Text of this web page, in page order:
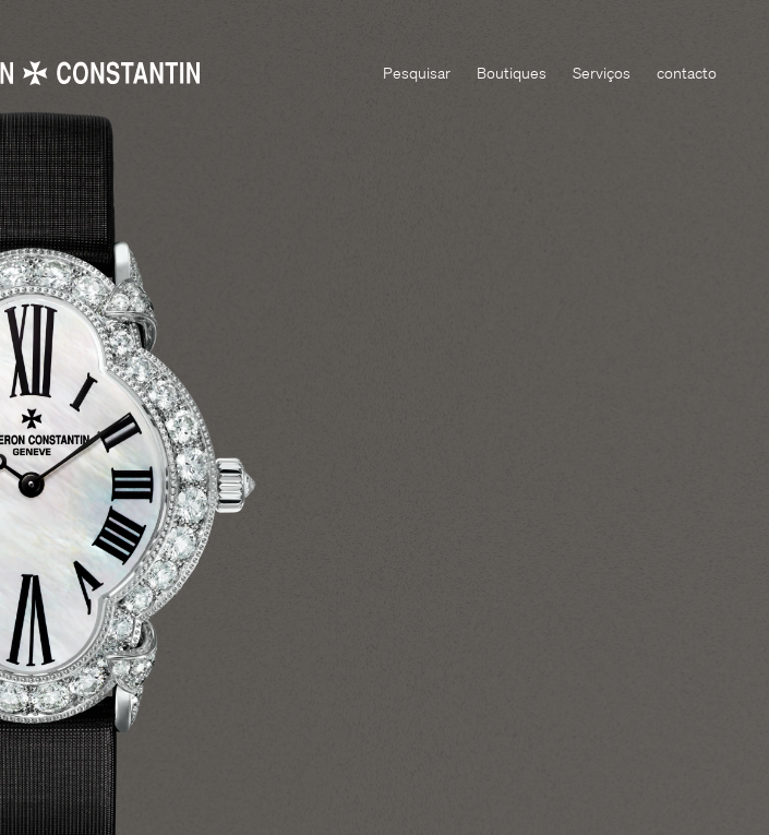
Pesquisar Boutiques Serviços contacto